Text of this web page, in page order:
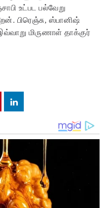
உட்பட பல்வேறு
பிரெஞ்சு, ஸ்பானிஷ்
மிருணாள் தாக்குர்